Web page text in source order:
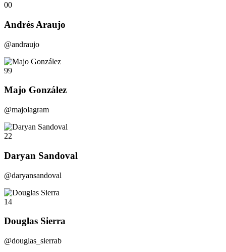
00
Andrés Araujo
@andraujo
99
Majo González
@majolagram
22
Daryan Sandoval
@daryansandoval
14
Douglas Sierra
@douglas_sierrab